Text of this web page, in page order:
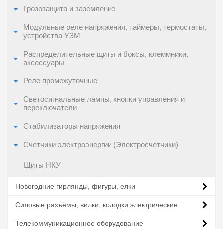
Грозозащита и заземление
Модульные реле напряжения, таймеры, термостаты,
устройства УЗМ
Распределительные щиты и боксы, клеммники,
аксессуары
Реле промежуточные
Светосигнальные лампы, кнопки управления и
переключатели
Стабилизаторы напряжения
Счетчики электроэнергии (Электросчетчики)
Щиты НКУ
Новогодние гирлянды, фигуры, елки
Силовые разъёмы, вилки, колодки электрические
Телекоммуникационное оборудование